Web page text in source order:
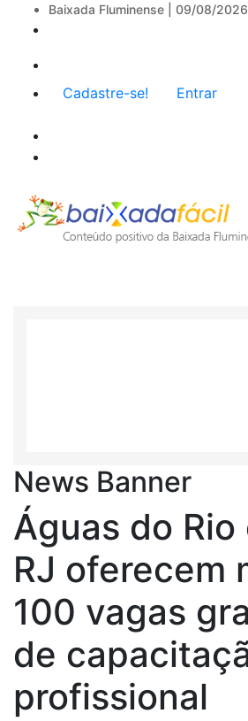
Baixada Fluminense | 09/08/
Menu
de
usuário
Cadastre-se! Entrar
News Banner
Águas do Rio
RJ oferecem
100 vagas
de
profissional